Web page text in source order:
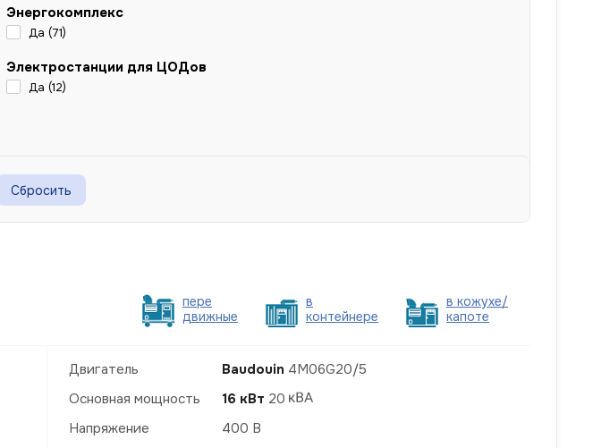
Энергокомплекс
Да (71)
Электростанции для ЦОДов
Да (12)
Сбросить
пере
движные
в
контейнере
в кожухе/
капоте
Двигатель Baudouin 4M06G20/5
Основная мощность
16 кВт 20
Напряжение
400 В